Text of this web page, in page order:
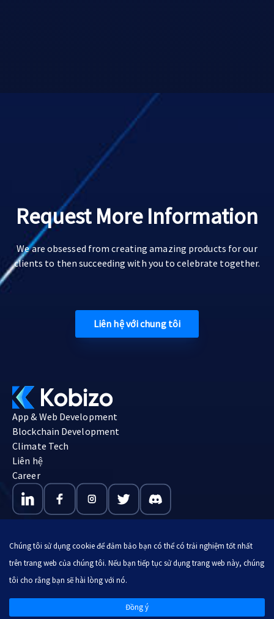
Request More Information
We are obsessed from creating amazing products for our
clients to then succeeding with you to celebrate together.
Liên hệ với chung tôi
App & Web Development
Blockchain Development
Climate Tech
Liên hệ
Career
© 2026 Kobizo. All Rights Reserved.
Imprint | Privacy Policy
Chúng tôi sử dụng cookie để đảm bảo bạn có thể có trải nghiệm tốt nhất
trên trang web của chúng tôi. Nếu bạn tiếp tục sử dụng trang web này, chúng
tôi cho rằng bạn sẽ hài lòng với nó.
Đồng ý